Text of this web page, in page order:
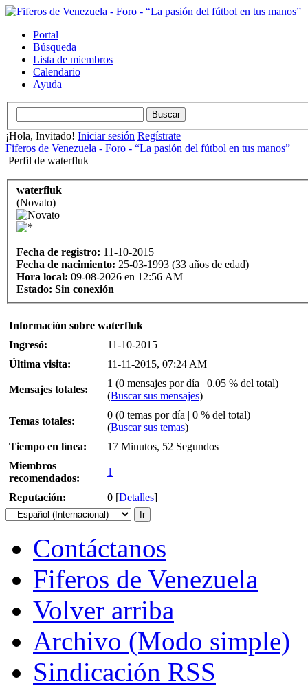
Portal
Búsqueda
Lista de miembros
Calendario
Ayuda
¡Hola, Invitado! Iniciar sesión Regístrate
Fiferos de Venezuela - Foro - “La pasión del fútbol en tus manos”
Perfil de waterfluk
waterfluk
(Novato)
Fecha de registro: 11-10-2015
Fecha de nacimiento: 25-03-1993 (33 años de edad)
Hora local: 09-08-2026 en 12:56 AM
Estado: Sin conexión
Información sobre waterfluk
Ingresó:
11-10-2015
Última visita:
11-11-2015, 07:24 AM
Mensajes totales:
1 (0 mensajes por día | 0.05 % del total)
(Buscar sus mensajes)
Temas totales:
0 (0 temas por día | 0 % del total)
(Buscar sus temas)
Tiempo en línea:
17 Minutos, 52 Segundos
Miembros
recomendados:
1
Reputación: 0 [Detalles]
Contáctanos
Fiferos de Venezuela
Volver arriba
Archivo (Modo simple)
Sindicación RSS